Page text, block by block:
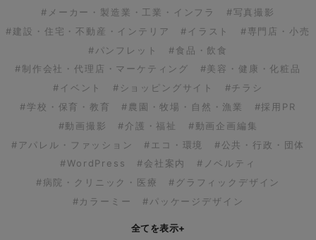
#メーカー・製造業・工業・インフラ
#写真撮影
#建設・住宅・不動産・インテリア
#イラスト
#専門店・小売
#パンフレット
#食品・飲食
#制作会社・代理店・マーケティング
#美容・健康・化粧品
#イベント
#ショッピングサイト
#チラシ
#学校・保育・教育
#農園・牧場・自然・漁業
#採用PR
#動画撮影
#介護・福祉
#動画企画編集
#アパレル・ファッション
#エコ・環境
#公共・行政・団体
#WordPress
#会社案内
#ノベルティ
#病院・クリニック・医療
#グラフィックデザイン
#カラーミー
#パッケージデザイン
全てを表示+